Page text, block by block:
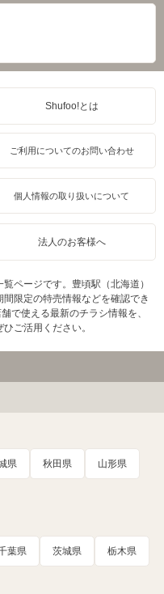
Shufoo!とは
ご利用についてのお問い合わせ
個人情報の取り扱いについて
法人のお客様へ
ページです。豊頃駅（北海道）
限定の特売情報などを確認でき
で使える最新のチラシ情報を、
ご活用ください。
県 秋田県 山形県
葉県 茨城県 栃木県